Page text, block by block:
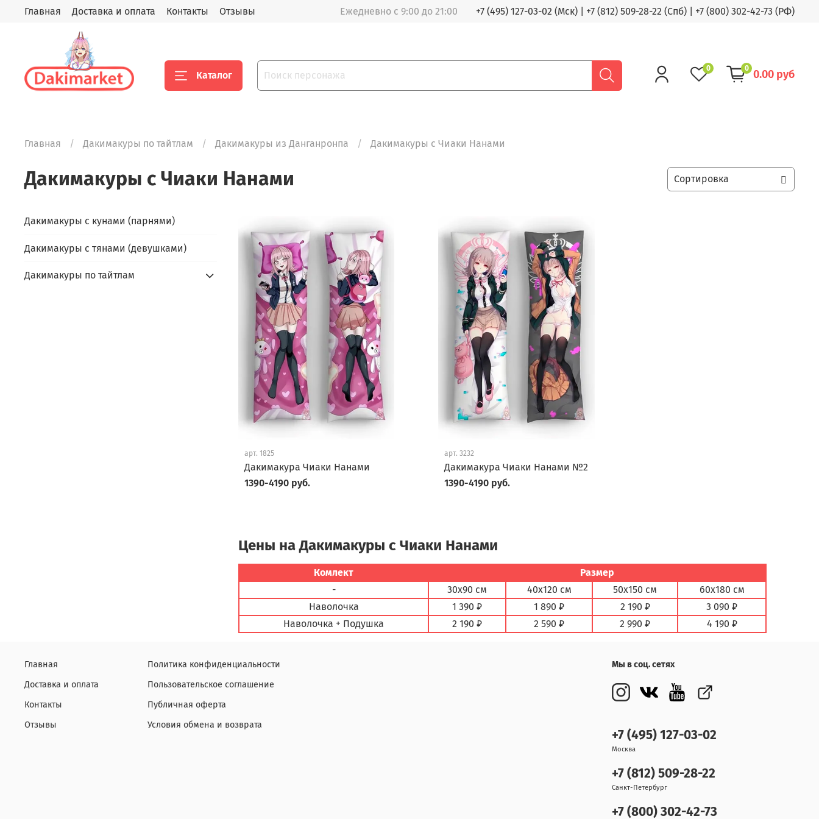
Главная Доставка и оплата Контакты Отзывы Ежедневно с 9:00 до 21:00 +7 (495) 127-03-02 (Мск) +7 (812) 509-28-22 (Спб) +7 (800) 302-42-73 (РФ)
Каталог
0 0 0.00 руб
Главная Дакимакуры по тайтлам Дакимакуры из Данганронпа Дакимакуры с Чиаки Нанами
Дакимакуры с Чиаки Нанами
арт.1825
Дакимакура Чиаки Нанами
1390-4190 руб.
арт.3232
Дакимакура Чиаки Нанами №2
1390-4190 руб.
Цены на Дакимакуры с Чиаки Нанами
Комлект
Размер
-
30х90 см 40х120 см 50х150 см
60х180 см
Наволочка
1 390 ₽ 1 890 ₽ 2 190 ₽
3 090 ₽
Наволочка + Подушка
2 190 ₽ 2 590 ₽ 2 990 ₽ 4 190 ₽
Дакимакуры с кунами (парнями)
Дакимакуры с тянами (девушками)
Дакимакуры по тайтлам
Главная
Доставка и оплата
Контакты
Отзывы
Политика конфиденциальности
Пользовательское соглашение
Публичная оферта
Условия обмена и возврата
Мы в соц. сетях
+7 (495) 127-03-02
Москва
+7 (812) 509-28-22
Санкт-Петербург
+7 (800) 302-42-73